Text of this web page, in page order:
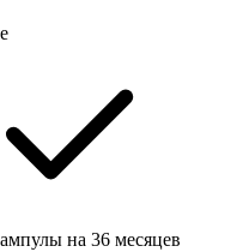
на 36 месяцев